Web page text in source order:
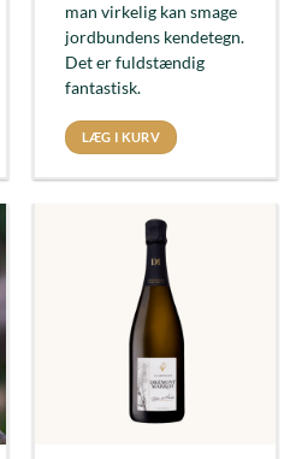
man virkelig kan smage
jordbundens kendetegn.
Det er fuldstændig
fantastisk.
LÆG I KURV